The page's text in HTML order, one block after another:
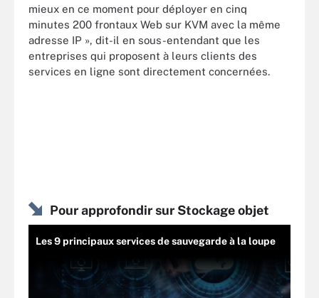
mieux en ce moment pour déployer en cinq
minutes 200 frontaux Web sur KVM avec la même
adresse IP », dit-il en sous-entendant que les
entreprises qui proposent à leurs clients des
services en ligne sont directement concernées.
Pour approfondir sur Stockage objet
Les 9 principaux services de sauvegarde à la loupe